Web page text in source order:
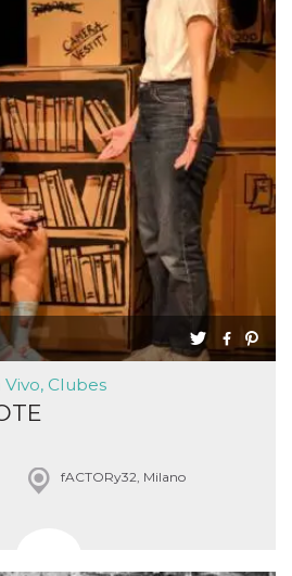
Vivo, Clubes
fACTORy32, Milano